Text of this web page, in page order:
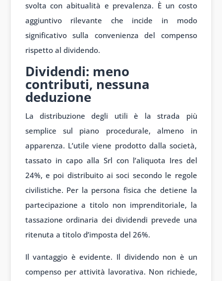
svolta con abitualità e prevalenza. È un costo
aggiuntivo rilevante che incide in modo
significativo sulla convenienza del compenso
rispetto al dividendo.
Dividendi: meno
contributi, nessuna
deduzione
La distribuzione degli utili è la strada più
semplice sul piano procedurale, almeno in
apparenza. L’utile viene prodotto dalla società,
tassato in capo alla Srl con l’aliquota Ires del
24%, e poi distribuito ai soci secondo le regole
civilistiche. Per la persona fisica che detiene la
partecipazione a titolo non imprenditoriale, la
tassazione ordinaria dei dividendi prevede una
ritenuta a titolo d’imposta del 26%.
Il vantaggio è evidente. Il dividendo non è un
compenso per attività lavorativa. Non richiede,